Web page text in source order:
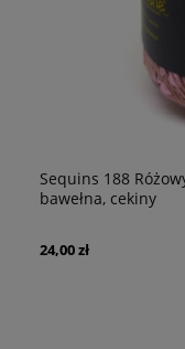
Sequins 188
bawełna, cekiny
24,00 zł